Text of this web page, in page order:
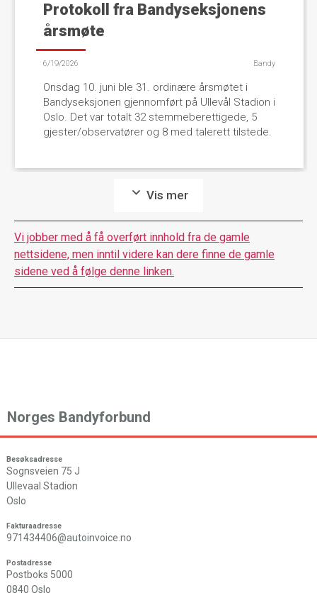
Protokoll fra Bandyseksjonens
årsmøte
6/19/2026 Bandy
Onsdag 10. juni ble 31. ordinære årsmøtet i
Bandyseksjonen gjennomført på Ullevål Stadion i
Oslo. Det var totalt 32 stemmeberettigede, 5
gjester/observatører og 8 med talerett tilstede.
Vis mer
Vi jobber med å få overført innhold fra de gamle
nettsidene, men inntil videre kan dere finne de gamle
sidene ved å følge denne linken.
Norges Bandyforbund
Besøksadresse
Sognsveien 75 J
Ullevaal Stadion
Oslo
Fakturaadresse
971434406@autoinvoice.no
Postadresse
Postboks 5000
0840 Oslo